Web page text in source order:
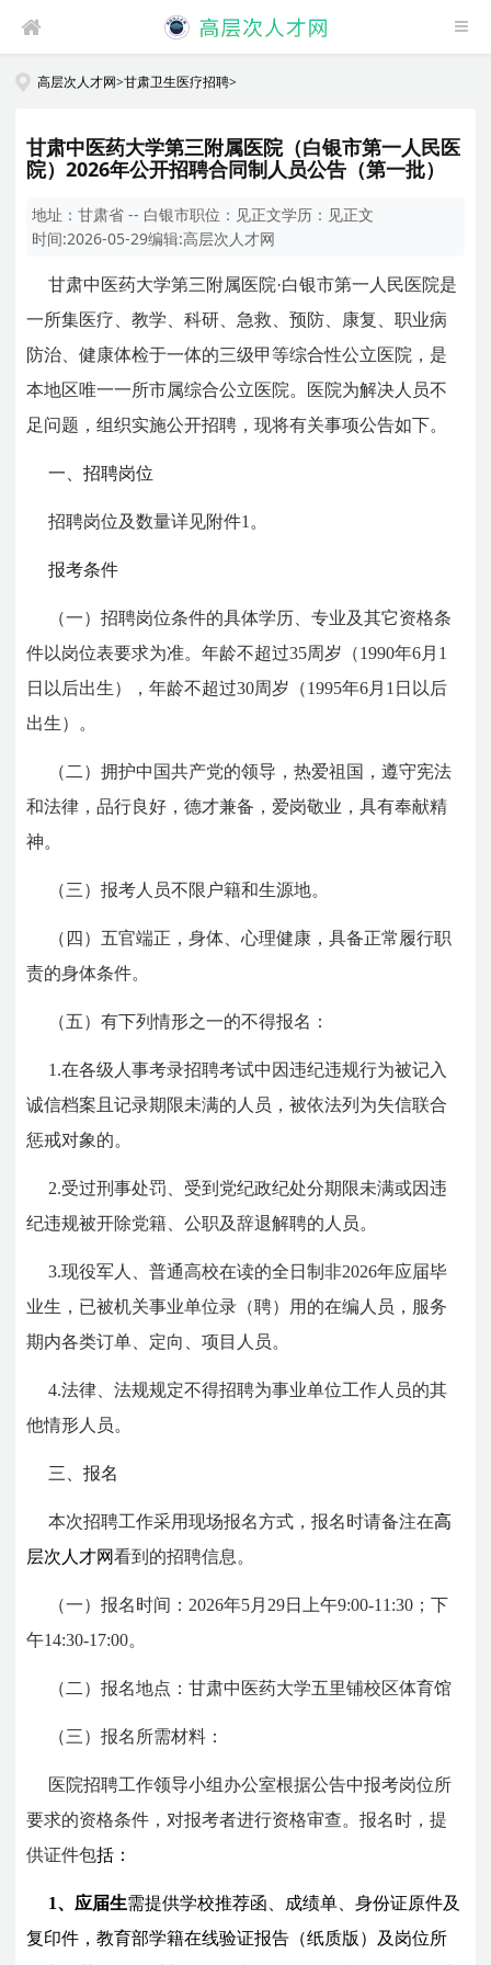
高层次人才网>甘肃卫生医疗招聘>
甘肃中医药大学第三附属医院（白银市第一人民医
院）2026年公开招聘合同制人员公告（第一批）
地址：甘肃省 -- 白银市职位： 见正文学历： 见正文
时间:2026-05-29编辑:高层次人才网
甘肃中医药大学第三附属医院·白银市第一人民医院是
一所集医疗、教学、科研、急救、预防、康复、职业病
防治、健康体检于一体的三级甲等综合性公立医院，是
本地区唯一一所市属综合公立医院。医院为解决人员不
足问题，组织实施公开招聘，现将有关事项公告如下。
一、招聘岗位
招聘岗位及数量详见附件1。
报考条件
（一）招聘岗位条件的具体学历、专业及其它资格条
件以岗位表要求为准。年龄不超过35周岁（1990年6月1
日以后出生），年龄不超过30周岁（1995年6月1日以后
出生）。
（二）拥护中国共产党的领导，热爱祖国，遵守宪法
和法律，品行良好，德才兼备，爱岗敬业，具有奉献精
神。
（三）报考人员不限户籍和生源地。
（四）五官端正，身体、心理健康，具备正常履行职
责的身体条件。
（五）有下列情形之一的不得报名：
1.在各级人事考录招聘考试中因违纪违规行为被记入
诚信档案且记录期限未满的人员，被依法列为失信联合
惩戒对象的。
2.受过刑事处罚、受到党纪政纪处分期限未满或因违
纪违规被开除党籍、公职及辞退解聘的人员。
3.现役军人、普通高校在读的全日制非2026年应届毕
业生，已被机关事业单位录（聘）用的在编人员，服务
期内各类订单、定向、项目人员。
4.法律、法规规定不得招聘为事业单位工作人员的其
他情形人员。
三、报名
本次招聘工作采用现场报名方式，报名时请备注在高
层次人才网看到的招聘信息。
（一）报名时间：2026年5月29日上午9:00-11:30；下
午14:30-17:00。
（二）报名地点：甘肃中医药大学五里铺校区体育馆
（三）报名所需材料：
医院招聘工作领导小组办公室根据公告中报考岗位所
要求的资格条件，对报考者进行资格审查。报名时，提
供证件包括：
1、 应届生需提供学校推荐函、成绩单、身份证原件及
复印件，教育部学籍在线验证报告（纸质版）及岗位所